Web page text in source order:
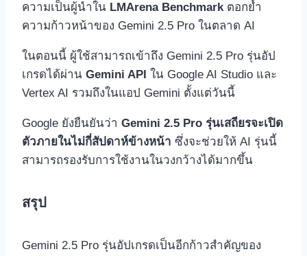
ความเป็นผู้นำใน LMArena Benchmarkตอกย้ำ
ความก้าวหน้าของ Gemini 2.5 Pro ในตลาด AI
ในตอนนี้ ผู้ใช้สามารถเข้าถึง Gemini 2.5 Pro รุ่นอัป
เกรดได้ผ่าน Gemini API ใน Google AI Studio และ
Vertex AI รวมถึงในแอป Gemini ตั้งแต่วันนี้
Google ยังยืนยันว่า Gemini 2.5 Pro รุ่นเสถียรจะเปิด
ตัวภายในไม่กี่สัปดาห์ข้างหน้า ซึ่งจะช่วยให้ AI รุ่นนี้
สามารถรองรับการใช้งานในวงกว้างได้มากขึ้น
สรุป
Gemini 2.5 Pro รุ่นอัปเกรดเป็นอีกก้าวสำคัญของ